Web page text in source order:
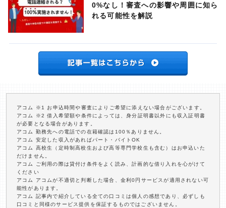
0%なし！審査への影響や周囲に知ら
れる可能性を解説
アコム ※1 お申込時間や審査によりご希望に添えない場合がございます。
アコム ※2 借入希望額や条件によっては、身分証明書以外にも収入証明書
が必要となる場合があります。
アコム 勤務先への電話での在籍確認は100％ありません。
アコム 安定した収入があればパート・バイトOK
アコム 高校生（定時制高校生および高等専門学校生も含む）はお申込いた
だけません。
アコム ご利用の際は貸付け条件をよく読み、計画的な借り入れを心がけて
ください
アコム アコムが不適切と判断した場合、金利0円サービスが適用されない可
能性があります。
アコム 記事内で紹介している全ての口コミは個人の感想であり、必ずしも
口コミと同様のサービス提供を保証するものではございません。